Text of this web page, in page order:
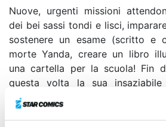
Nuove, urgenti missioni
dei bei sassi tondi e lisci,
sostenere un esame (scritto e
morte Yanda, creare un libro
una cartella per la scuola! Fin
questa volta la sua
indomita fantasia?!